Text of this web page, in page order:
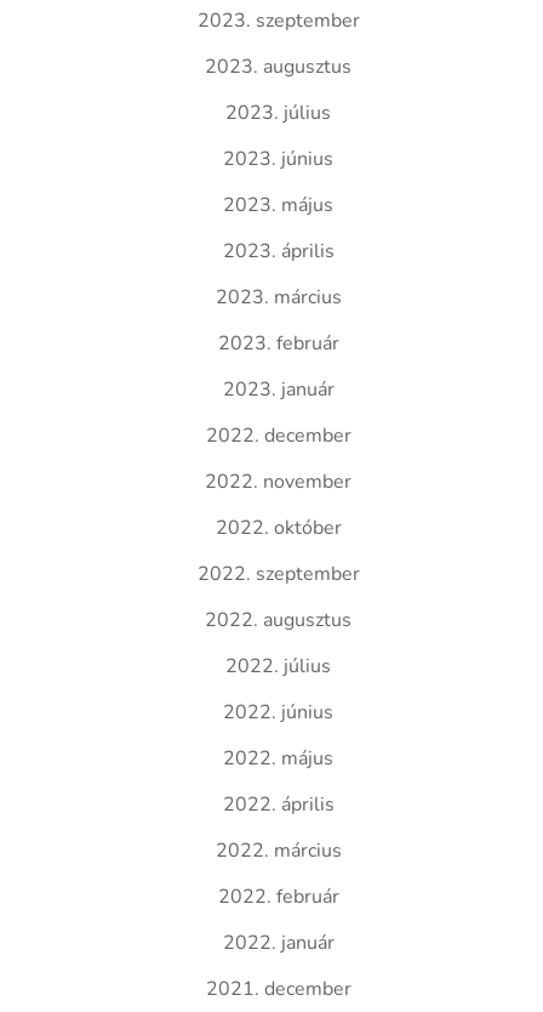
2023. szeptember
2023. augusztus
2023. július
2023. június
2023. május
2023. április
2023. március
2023. február
2023. január
2022. december
2022. november
2022. október
2022. szeptember
2022. augusztus
2022. július
2022. június
2022. május
2022. április
2022. március
2022. február
2022. január
2021. december